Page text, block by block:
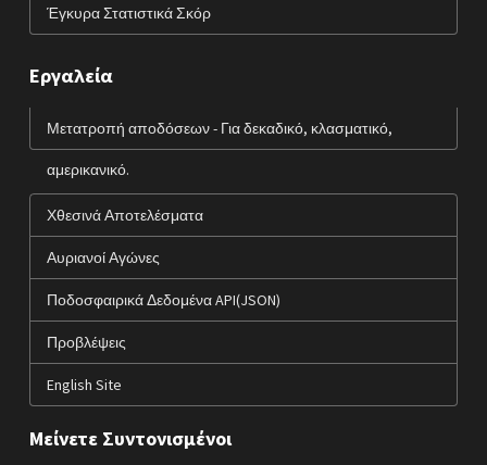
Έγκυρα Στατιστικά Σκόρ
Εργαλεία
Μετατροπή αποδόσεων - Για δεκαδικό, κλασματικό,
αμερικανικό.
Χθεσινά Αποτελέσματα
Αυριανοί Αγώνες
Ποδοσφαιρικά Δεδομένα API(JSON)
Προβλέψεις
English Site
Μείνετε Συντονισμένοι